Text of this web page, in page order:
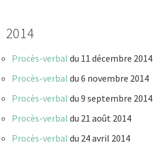
2014
Procès-verbal du 11 décembre 2014
Procès-verbal du 6 novembre 2014
Procès-verbal du 9 septembre 2014
Procès-verbal du 21 août 2014
Procès-verbal du 24 avril 2014